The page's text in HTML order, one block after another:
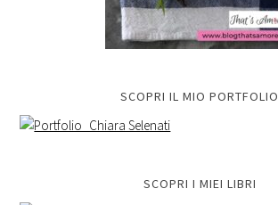
SCOPRI IL MIO PORTFOLIO
SCOPRI I MIEI LIBRI